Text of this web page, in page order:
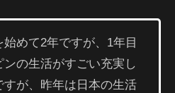
始めて2年ですが、1年目
ンの生活がすごい充実し
すが、昨年は日本の生活